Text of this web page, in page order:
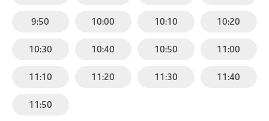
9:50 10:00 10:10 10:20
10:30 10:40 10:50 11:00
11:10 11:20 11:30 11:40
11:50